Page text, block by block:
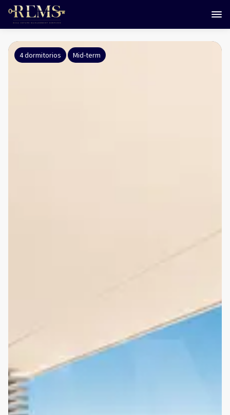
4 dormitorios Mid-term